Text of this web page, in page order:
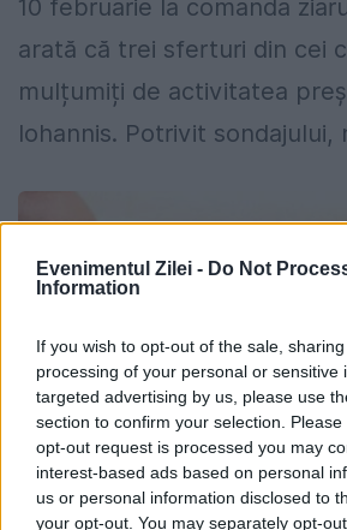
Evenimentul Zilei - Do Not
Information
If you wish to opt-out of the sale,
processing of your personal or sensitive
targeted advertising by us, please use
section to confirm your selection.
opt-out request is processed you may
interest-based ads based on personal
us or personal information disclosed to
your opt-out. You may separately opt-
10 februarie la comanda
arată că trei sferturi din cei
mulțumiți de activitatea
Iohannis. Potrivit sondajului,